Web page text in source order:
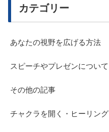
カテゴリー
あなたの視野を広げる方法
スピーチやプレゼンについて
その他の記事
チャクラを開く・ヒーリング